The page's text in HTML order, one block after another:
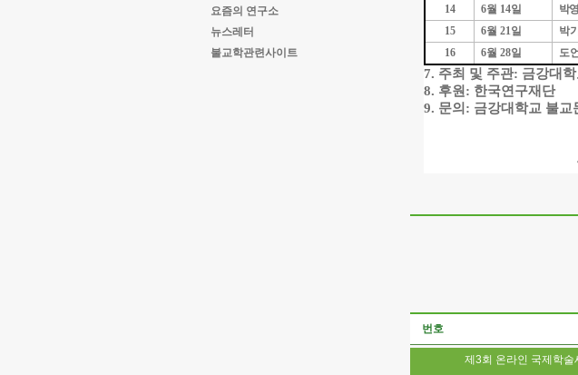
요즘의 연구소
뉴스레터
불교학관련사이트
14
6월 14일 박
15
6월 21일 박
16
6월 28일 도
7. 주최 및 주관: 금강대
8. 후원 : 한국연구재단
9. 문의 : 금강대학교 불교
번호
제3회 온라인 국제학술